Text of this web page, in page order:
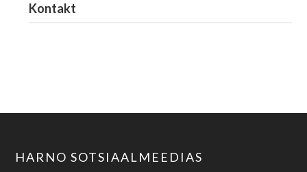
Kontakt
HARNO SOTSIAALMEEDIAS